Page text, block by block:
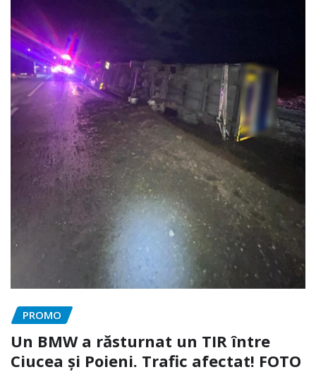
PROMO
Un BMW a răsturnat un TIR între
Ciucea și Poieni. Trafic afectat! FOTO